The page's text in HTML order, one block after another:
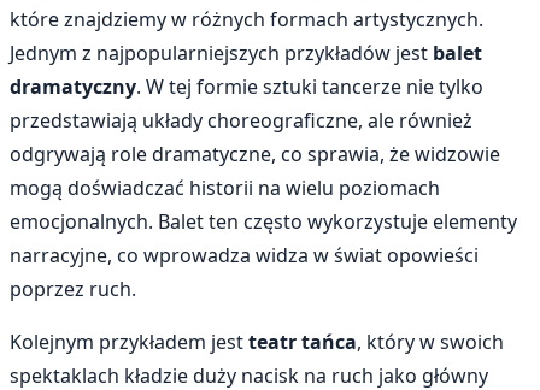
które znajdziemy w różnych formach artystycznych.
Jednym z najpopularniejszych przykładów jest balet
dramatyczny. W tej formie sztuki tancerze nie tylko
przedstawiają układy choreograficzne, ale również
odgrywają role dramatyczne, co sprawia, że widzowie
mogą doświadczać historii na wielu poziomach
emocjonalnych. Balet ten często wykorzystuje elementy
narracyjne, co wprowadza widza w świat opowieści
poprzez ruch.
Kolejnym przykładem jestteatr tańca, który w swoich
spektaklach kładzie duży nacisk na ruch jako główny